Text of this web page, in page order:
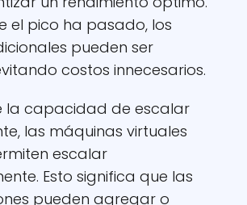
el pico ha pasado, los
pueden ser
costos innecesarios.
la capacidad de escalar
las máquinas virtuales
escalar
Esto significa que las
pueden agregar o